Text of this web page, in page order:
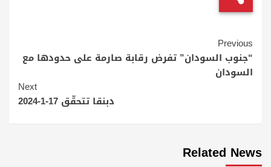
Continue
Reading
Previous
“جنوب السودان” تفرض رقابة صارمة على حدودها مع
السودان
Next
دبنقا تتحقّق 17-1-2024
Related News